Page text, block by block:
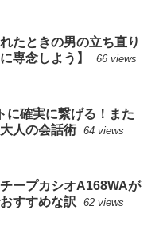
たときの男の立ち直り
専念しよう】
66 views
に確実に繋げる！また
人の会話術
64 views
チープカシオA168WAが
すすめな訳
62 views